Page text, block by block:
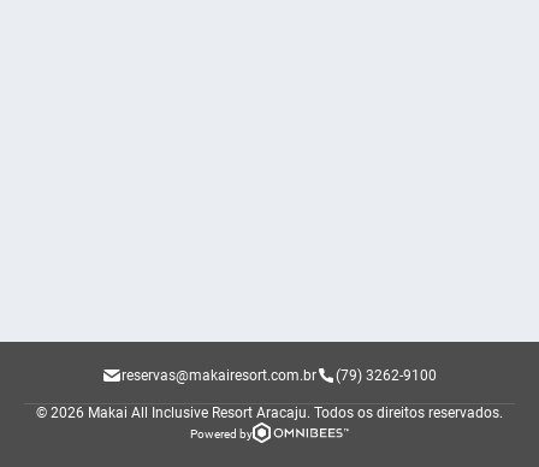
reservas@makairesort.com.br (79) 3262-9100
© 2026 Makai All Inclusive Resort Aracaju. Todos os direitos reservados.
Powered by